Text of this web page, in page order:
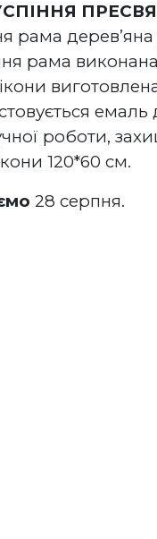
рама
рама виконана
емаль
роботи,
120*60 см.
28 серпня.